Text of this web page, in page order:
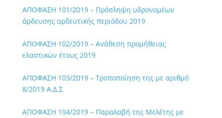
ΑΠΟΦΑΣΗ 101/2019 – Πρόσληψη υδρονομέων
άρδευσης αρδευτικής περιόδου 2019
ΑΠΟΦΑΣΗ 102/2019 – Ανάθεση προμήθειας
ελαστικών έτους 2019
ΑΠΟΦΑΣΗ 103/2019 – Τροποποίηση της με αριθμό
8/2019 Α.Δ.Σ
ΑΠΟΦΑΣΗ 104/2019 – Παραλαβή της Μελέτης με